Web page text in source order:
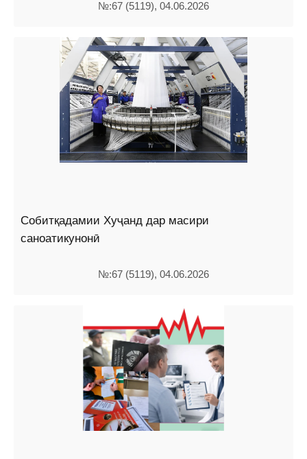
№:67 (5119), 04.06.2026
Собитқадамии Хуҷанд дар масири
саноатикунонӣ
№:67 (5119), 04.06.2026